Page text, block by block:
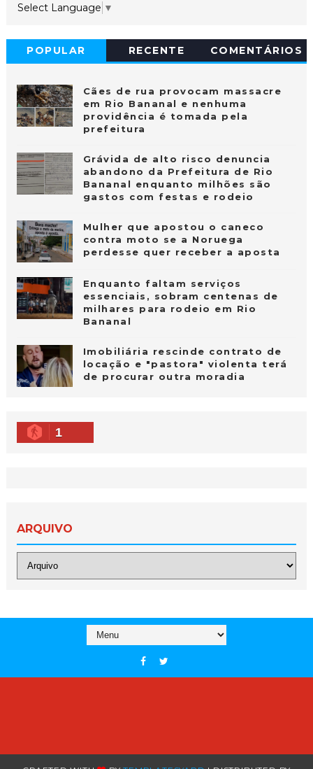
Select Language ▼
POPULAR RECENTE COMENTÁRIOS
Cães de rua provocam massacre
em Rio Bananal e nenhuma
providência é tomada pela
prefeitura
Grávida de alto risco denuncia
abandono da Prefeitura de Rio
Bananal enquanto milhões são
gastos com festas e rodeio
Mulher que apostou o caneco
contra moto se a Noruega
perdesse quer receber a aposta
Enquanto faltam serviços
essenciais, sobram centenas de
milhares para rodeio em Rio
Bananal
Imobiliária rescinde contrato de
locação e "pastora" violenta terá
de procurar outra moradia
1
ARQUIVO